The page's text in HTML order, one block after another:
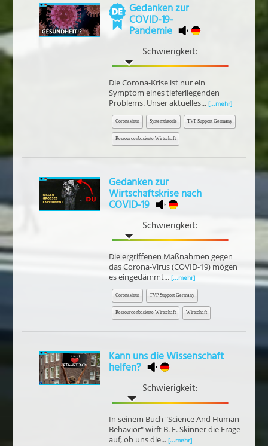
Gedanken zur
COVID-19-
Pandemie
Schwierigkeit:
Die Corona-Krise ist nur ein
Symptom eines tieferliegenden
Problems. Unser aktuelles... [...mehr]
Coronavirus Systemtheorie TVP Support Germany
Ressourcenbasierte Wirtschaft
Gedanken zur
Wirtschaftskrise nach
COVID-19
Schwierigkeit:
Die ergriffenen Maßnahmen gegen
das Corona-Virus (COVID-19) mögen
es eingedämmt... [...mehr]
Coronavirus TVP Support Germany
Ressourcenbasierte Wirtschaft Wirtschaft
Kann uns die Wissenschaft
helfen?
Schwierigkeit:
In seinem Buch "Science And Human
Behavior" wirft B. F. Skinner die Frage
auf, ob uns die... [...mehr]